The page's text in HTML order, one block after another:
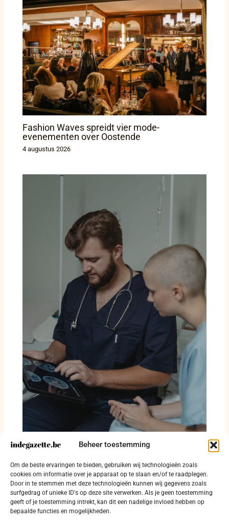
Beheer toestemming
Om de beste ervaringen te bieden, gebruiken wij technologieën zoals
cookies om informatie over je apparaat op te slaan en/of te raadplegen.
Door in te stemmen met deze technologieën kunnen wij gegevens zoals
surfgedrag of unieke ID's op deze site verwerken. Als je geen toestemming
geeft of je toestemming intrekt, kan dit een nadelige invloed hebben op
bepaalde functies en mogelijkheden.
Fashion Waves spreidt vier mode-
evenementen over Oostende
4 augustus 2026
Oostende betaalt huur om huisarts naar
Zandvoorde te halen
3 augustus 2026